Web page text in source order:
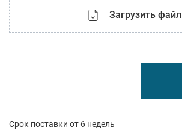
Срок поставки от 6 недель
Загрузить файл